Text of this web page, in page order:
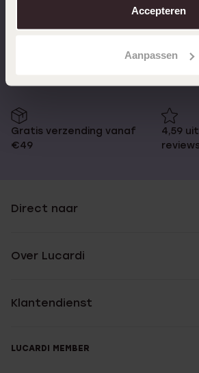
Accepteren
Aanpassen
besteld, morgen in huis
Gratis verzending vanaf
€49
4,59
Direct naar
Over Lucardi
Klantendienst
LUCARDI MEMBER